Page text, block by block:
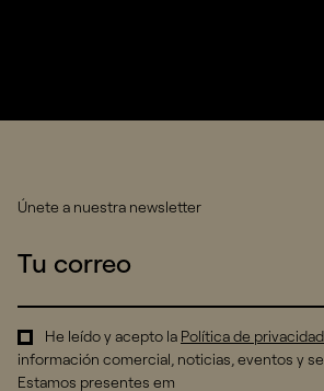
Únete a nuestra newsletter
He leído y acepto la Política de privacidad
información comercial, noticias, eventos y
Estamos presentes em